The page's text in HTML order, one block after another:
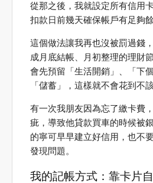
從那之後，我就設定所有信用
扣款日前幾天確保帳戶有足夠餘
這個做法讓我再也沒被罰過錢
成月底結帳、月初整理的理財
會先預留「生活開銷」、「下
「儲蓄」，這樣就不會花到不
有一次我朋友因為忘了繳卡費
疵，導致他貸款買車的時候被
的寧可早早建立好信用，也不
發現問題。
我的記帳方式：靠卡片